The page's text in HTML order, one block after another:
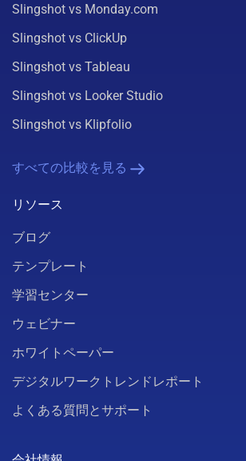
Slingshot vs Monday.com
Slingshot vs ClickUp
Slingshot vs Tableau
Slingshot vs Looker Studio
Slingshot vs Klipfolio
すべての比較を見る
リソース
ブログ
テンプレート
学習センター
ウェビナー
ホワイトペーパー
デジタルワークトレンドレポート
よくある質問とサポート